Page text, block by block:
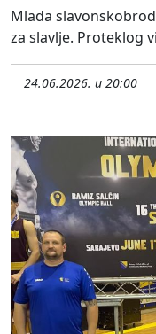
Mlada
za slavlje. Proteklog
24.06.2026. u 20:00